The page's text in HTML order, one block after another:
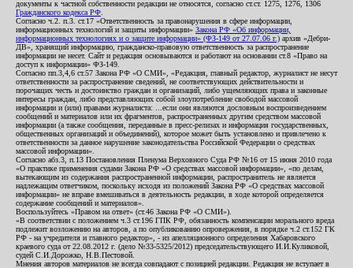
документы к частной собственности редакции не относятся, согласно ст.ст. 1275, 1276, 1306
Гражданского кодекса РФ
Согласно ч.2. п.3. ст.17 «Ответственность за правонарушения в сфере информации,
информационных технологий и защиты информации» Закона РФ «Об информации,
информационных технологиях и о защите информации» (ФЗ-149 от 27.07.06 г.) архив «Дебри-
ДВ», хранящий информацию, гражданско-правовую ответственность за распространение
информации не несет. Сайт и редакция основываются и работают на основании ст.8 «Право на
доступ к информации» ФЗ-149.
Согласно пп.3,4,6 ст.57 Закона РФ «О СМИ», «Редакция, главный редактор, журналист не несут
ответственности за распространение сведений, не соответствующих действительности и
порочащих честь и достоинство граждан и организаций, либо ущемляющих права и законные
интересы граждан, либо представляющих собой злоупотребление свободой массовой
информации и (или) правами журналиста: ...если они являются дословным воспроизведением
сообщений и материалов или их фрагментов, распространенных другим средством массовой
информации (а также сообщения, переданные в пресс-релизах и информация государственных,
общественных организаций и объединений), которое может быть установлено и привлечено к
ответственности за данное нарушение законодательства Российской Федерации о средствах
массовой информации».
Согласно абз.3, п.13 Постановления Пленума Верховного Суда РФ №16 от 15 июня 2010 года
«О практике применения судами Закона РФ «О средствах массовой информации», «по делам,
вытекающим из содержания распространенной информации, распространитель не является
надлежащим ответчиком, поскольку исходя из положений Закона РФ «О средствах массовой
информации» не вправе вмешиваться в деятельность редакции, в ходе которой определяется
содержание сообщений и материалов».
Воспользуйтесь «Правом на ответ» (ст.46 Закона РФ «О СМИ»).
«В соответствии с положением ч.3 ст.196 ГПК РФ, обязанность компенсации морального вреда
подлежит возложению на авторов, а по опубликованию опровержения, в порядке ч.2 ст.152 ГК
РФ - на учредителя и главного редактор», - из апелляционного определения Хабаровского
краевого суда от 22.08.2012 г. (дело №33-5325/2012) председательствующего И.И.Куликовой,
судей С.И.Дорожко, Н.В.Пестовой.
Мнения авторов материалов не всегда совпадают с позицией редакции. Редакция не вступает в